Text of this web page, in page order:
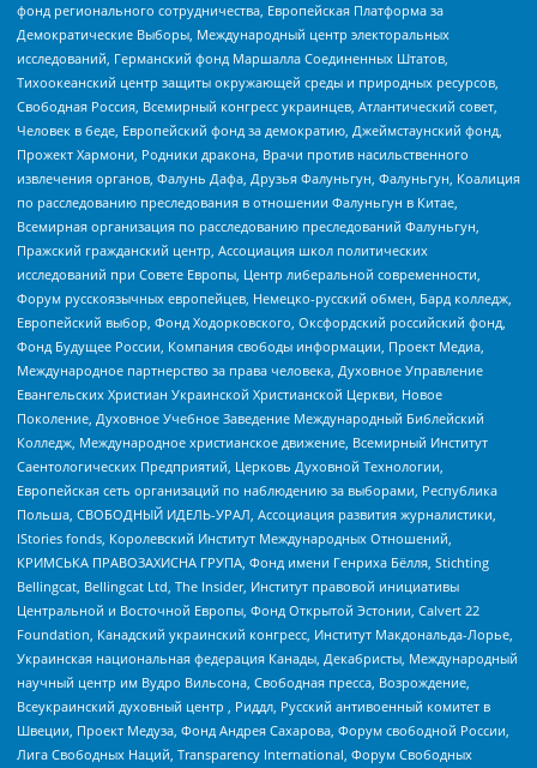
фонд регионального сотрудничества, Европейская Платформа за
Демократические Выборы, Международный центр электоральных
исследований, Германский фонд Маршалла Соединенных Штатов,
Тихоокеанский центр защиты окружающей среды и природных ресурсов,
Свободная Россия, Всемирный конгресс украинцев, Атлантический совет,
Человек в беде, Европейский фонд за демократию, Джеймстаунский фонд,
Прожект Хармони, Родники дракона, Врачи против насильственного
извлечения органов, Фалунь Дафа, Друзья Фалуньгун, Фалуньгун, Коалиция
по расследованию преследования в отношении Фалуньгун в Китае,
Всемирная организация по расследованию преследований Фалуньгун,
Пражский гражданский центр, Ассоциация школ политических
исследований при Совете Европы, Центр либеральной современности,
Форум русскоязычных европейцев, Немецко-русский обмен, Бард колледж,
Европейский выбор, Фонд Ходорковского, Оксфордский российский фонд,
Фонд Будущее России, Компания свободы информации, Проект Медиа,
Международное партнерство за права человека, Духовное Управление
Евангельских Христиан Украинской Христианской Церкви, Новое
Поколение, Духовное Учебное Заведение Международный Библейский
Колледж, Международное христианское движение, Всемирный Институт
Саентологических Предприятий, Церковь Духовной Технологии,
Европейская сеть организаций по наблюдению за выборами, Республика
Польша, СВОБОДНЫЙ ИДЕЛЬ-УРАЛ, Ассоциация развития журналистики,
IStories fonds, Королевский Институт Международных Отношений,
КРИМСЬКА ПРАВОЗАХИСНА ГРУПА, Фонд имени Генриха Бёлля, Stichting
Bellingcat, Bellingcat Ltd, The Insider, Институт правовой инициативы
Центральной и Восточной Европы, Фонд Открытой Эстонии, Calvert 22
Foundation, Канадский украинский конгресс, Институт Макдональда-Лорье,
Украинская национальная федерация Канады, Декабристы, Международный
научный центр им Вудро Вильсона, Свободная пресса, Возрождение,
Всеукраинский духовный центр , Риддл, Русский антивоенный комитет в
Швеции, Проект Медуза, Фонд Андрея Сахарова, Форум свободной России,
Лига Свободных Наций, Transparеncy International, Форум Свободных